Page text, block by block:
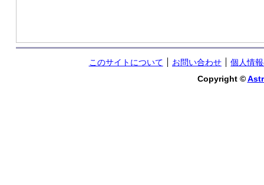
このサイトについて お問い合わせ
個人情
Copyright ©